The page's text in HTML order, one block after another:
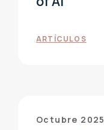
ARTÍCULOS
Octubre 2025